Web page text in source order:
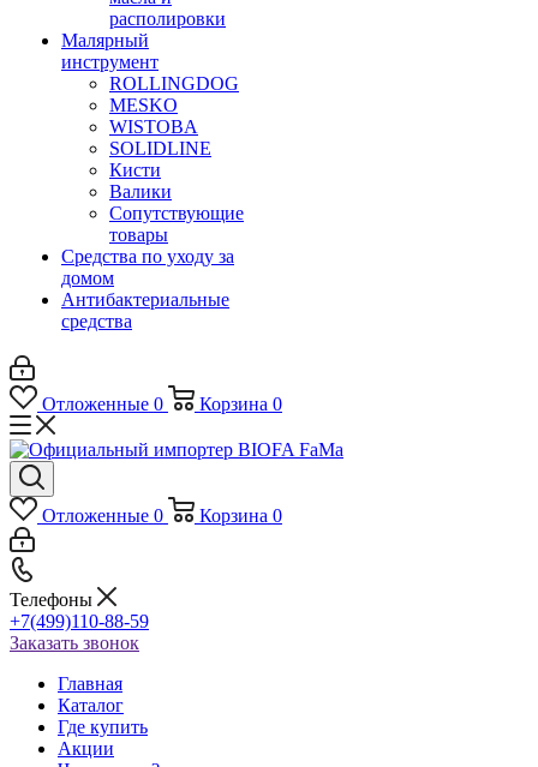
располировки
Малярный
инструмент
ROLLINGDOG
MESKO
WISTOBA
SOLIDLINE
Кисти
Валики
Сопутствующие
товары
Средства по уходу за
домом
Антибактериальные
средства
Отложенные 0 Корзина 0
Отложенные 0 Корзина 0
Телефоны
+7(499)110-88-59
Заказать звонок
Главная
Каталог
Где купить
Акции